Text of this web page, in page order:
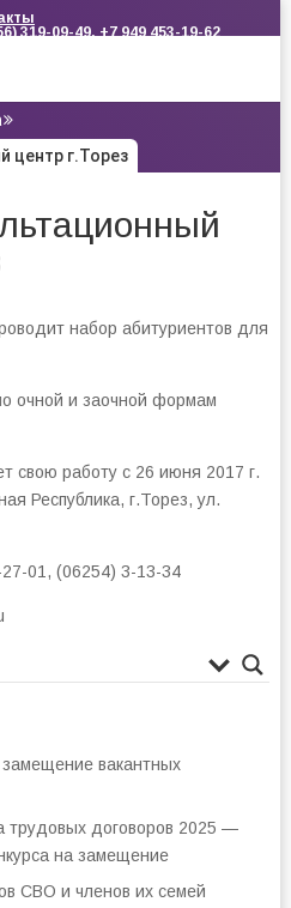
319-09-49, +7 949 453-19-62
центр г.Торез
набор абитуриентов для
очной и заочной формам
свою работу с 26 июня 2017 г.
Республика, г.Торез, ул.
01, (06254) 3-13-34
вакантных
трудовых договоров 2025 —
на замещение
СВО и членов их семей